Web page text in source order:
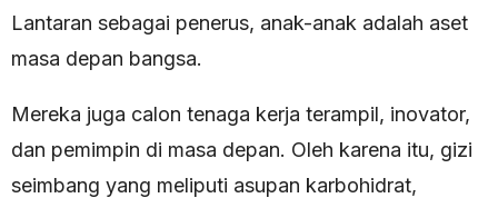
Lantaran sebagai penerus, anak-anak adalah aset
masa depan bangsa.
Mereka juga calon tenaga kerja terampil, inovator,
dan pemimpin di masa depan. Oleh karena itu, gizi
seimbang yang meliputi asupan karbohidrat,